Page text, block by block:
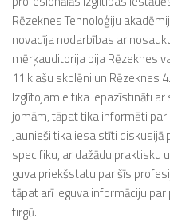
Rēzeknes Tehnoloģiju
novadīja nodarbības ar
mērķauditorija bija Rēzeknes
11.klašu skolēni un Rēzeknes
Izglītojamie tika iepazīstināti
jomām, tāpat tika informēti
Jaunieši tika iesaistīti
specifiku, ar dažādu praktisku
guva priekšstatu par šīs
tāpat arī ieguva informāciju
tirgū.